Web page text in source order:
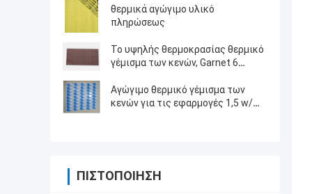
θερμικά αγώγιμο υλικό
πληρώσεως
Το υψηλής θερμοκρασίας θερμικό
γέμισμα των κενών, Garnet 6
σιλικόνης W/MK θερμικά αγώγιμο
Αγώγιμο θερμικό γέμισμα των
κενών για τις εφαρμογές 1,5 w/m-
ΠΙΣΤΟΠΟΊΗΣΗ